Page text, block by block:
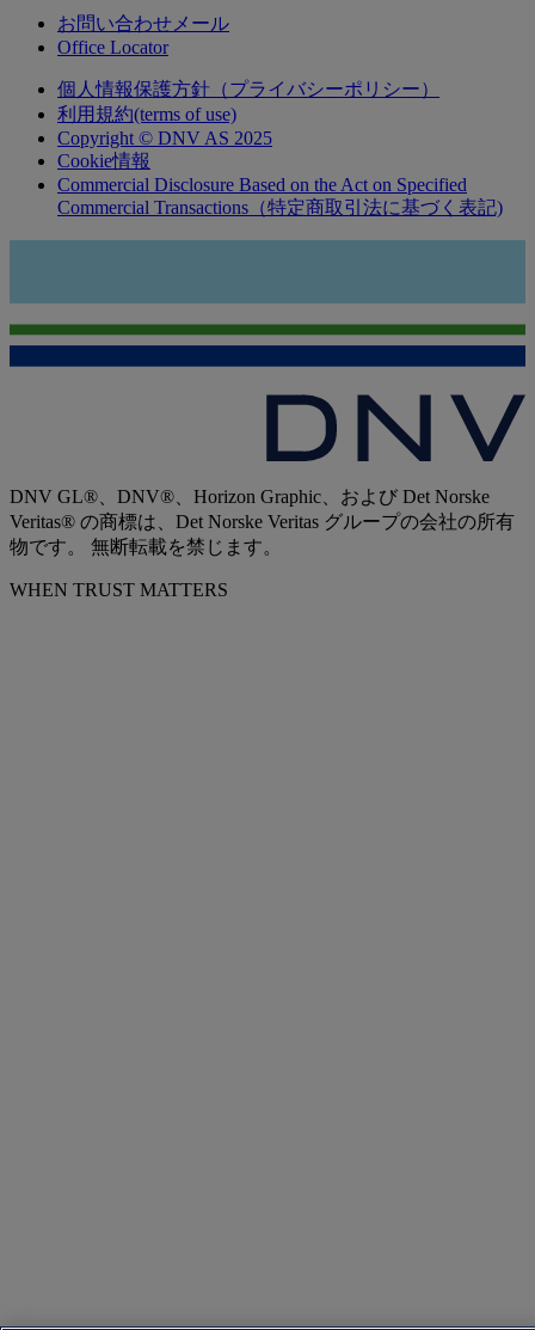
お問い合わせメール
Office Locator
個人情報保護方針（プライバシーポリシー）
利用規約(terms of use)
Copyright © DNV AS 2025
Cookie情報
Commercial Disclosure Based on the Act on Specified
Commercial Transactions（特定商取引法に基づく表記)
DNV GL®、DNV®、Horizon Graphic、および Det Norske
Veritas® の商標は、Det Norske Veritas グループの会社の所有
物です。 無断転載を禁じます。
WHEN TRUST MATTERS